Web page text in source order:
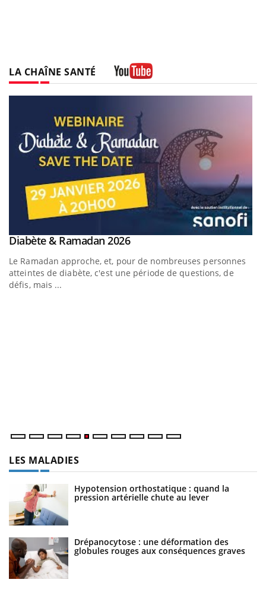
LA CHAÎNE SANTÉ
Youtube
Diabète & Ramadan 2026Youtube
Le Ramadan approche, et, pour de nombreuses personnes
atteintes de diabète, c'est une période de questions, de
défis, mais ...
LES MALADIES
Hypotension orthostatique : quand la
pression artérielle chute au lever
Drépanocytose : une déformation des
globules rouges aux conséquences graves